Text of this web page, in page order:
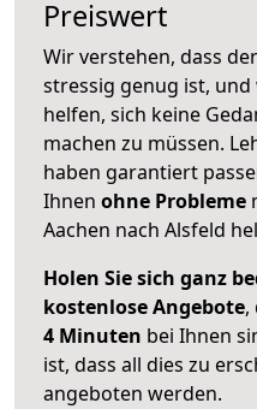
Preiswert
Wir verstehen, dass
stressig genug ist,
helfen, sich keine
machen zu müssen.
haben garantiert
Ihnen ohne Probleme
Aachen nach Alsfeld
Holen Sie sich ganz
kostenlose Angebote,
4 Minuten bei Ihnen
ist, dass all dies zu
angeboten werden.